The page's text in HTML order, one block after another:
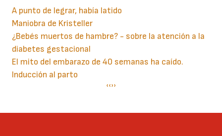
A punto de legrar, había latido
Maniobra de Kristeller
¿Bebés muertos de hambre? - sobre la atención a la
diabetes gestacional
El mito del embarazo de 40 semanas ha caído.
Inducción al parto
Página
‹‹Siguiente
››